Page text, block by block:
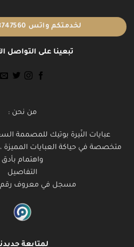
لخدمتكم واتس 966508747560
تبعينا على التواصل
من نحن :
عبايات النّيرة بوتيك للمصممة
متخصصة في حياكة العبايات المميزة
واهتمام بأدق
التفاصيل
مسجل في معروف رقم
لمتابعة